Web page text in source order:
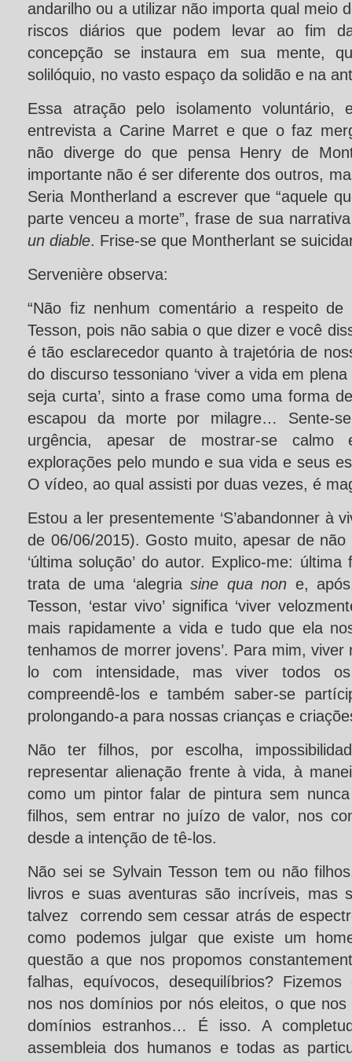
andarilho ou a utilizar não importa qual meio
riscos diários que podem levar ao fim
concepção se instaura em sua mente,
solilóquio, no vasto espaço da solidão e na
Essa atração pelo isolamento voluntário,
entrevista a Carine Marret e que o faz
não diverge do que pensa Henry de
importante não é ser diferente dos outros,
Seria Montherland a escrever que “aquele
parte venceu a morte”, frase de sua
un diable. Frise-se que Montherlant se
Servenière observa:
“Não fiz nenhum comentário a respeito
Tesson, pois não sabia o que dizer e você
é tão esclarecedor quanto à trajetória de
do discurso tessoniano ‘viver a vida em
seja curta’, sinto a frase como uma forma
escapou da morte por milagre… Sente-
urgência, apesar de mostrar-se calmo
explorações pelo mundo e sua vida e seus
O vídeo, ao qual assisti por duas vezes, é
Estou a ler presentemente ‘S’abandonner à
de 06/06/2015). Gosto muito, apesar de não
‘última solução’ do autor. Explico-me:
trata de uma ‘alegria sine qua non e,
Tesson, ‘estar vivo’ significa ‘viver
mais rapidamente a vida e tudo que ela
tenhamos de morrer jovens’. Para mim,
lo com intensidade, mas viver todos
compreendê-los e também saber-se
prolongando-a para nossas crianças e
Não ter filhos, por escolha,
representar alienação frente à vida, à
como um pintor falar de pintura sem
filhos, sem entrar no juízo de valor, nos
desde a intenção de tê-los.
Não sei se Sylvain Tesson tem ou não
livros e suas aventuras são incríveis, mas
talvez correndo sem cessar atrás de
como podemos julgar que existe um
questão a que nos propomos
falhas, equívocos, desequilíbrios? Fizemos
nos nos domínios por nós eleitos, o que
domínios estranhos… É isso. A
assembleia dos humanos e todas as